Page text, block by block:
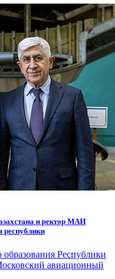
и ректор МАИ
республики
Республики
авиационный